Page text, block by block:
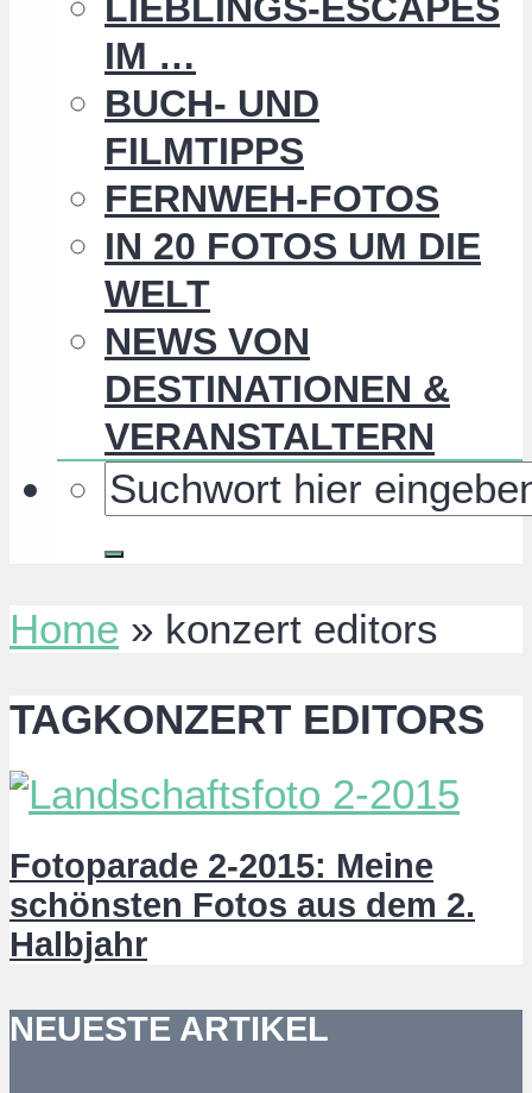
IM …
BUCH- UND
FILMTIPPS
FERNWEH-FOTOS
IN 20 FOTOS UM DIE
WELT
NEWS VON
DESTINATIONEN &
VERANSTALTERN
Home » konzert editors
TAGKONZERT EDITORS
Fotoparade 2-2015: Meine
schönsten Fotos aus dem 2.
Halbjahr
NEUESTE ARTIKEL